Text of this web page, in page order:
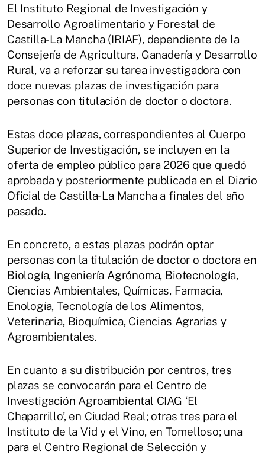
El Instituto Regional de Investigación y
Desarrollo Agroalimentario y Forestal de
Castilla-La Mancha (IRIAF), dependiente de la
Consejería de Agricultura, Ganadería y Desarrollo
Rural, va a reforzar su tarea investigadora con
doce nuevas plazas de investigación para
personas con titulación de doctor o doctora.
Estas doce plazas, correspondientes al Cuerpo
Superior de Investigación, se incluyen en la
oferta de empleo público para 2026 que quedó
aprobada y posteriormente publicada en el Diario
Oficial de Castilla-La Mancha a finales del año
pasado.
En concreto, a estas plazas podrán optar
personas con la titulación de doctor o doctora en
Biología, Ingeniería Agrónoma, Biotecnología,
Ciencias Ambientales, Químicas, Farmacia,
Enología, Tecnología de los Alimentos,
Veterinaria, Bioquímica, Ciencias Agrarias y
Agroambientales.
En cuanto a su distribución por centros, tres
plazas se convocarán para el Centro de
Investigación Agroambiental CIAG ‘El
Chaparrillo’, en Ciudad Real; otras tres para el
Instituto de la Vid y el Vino, en Tomelloso; una
para el Centro Regional de Selección y